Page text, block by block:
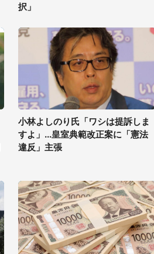
択」
小林よしのり氏「ワシは提訴しま
すよ」...皇室典範改正案に「憲法
違反」主張